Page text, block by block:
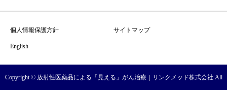
個人情報保護方針 サイトマップ
English
Copyright © 放射性医薬品による「見える」がん治療｜リンクメッド株式会社 All